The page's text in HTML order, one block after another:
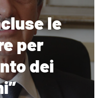
le
per
dei